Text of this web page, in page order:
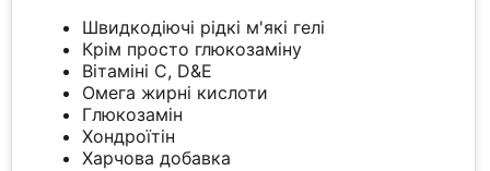
Швидкодіючі рідкі м'які гелі
Крім просто глюкозаміну
Вітаміні С, D&E
Омега жирні кислоти
Глюкозамін
Хондроїтін
Харчова добавка